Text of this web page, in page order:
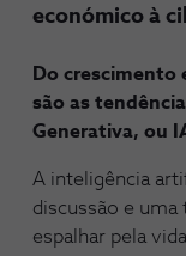
económico à
Do crescimento
são as
Generativa, ou
A inteligência
discussão e uma
espalhar pela